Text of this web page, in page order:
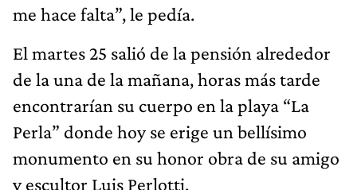
me hace falta”, le pedía.
El martes 25 salió de la pensión alrededor
de la una de la mañana, horas más tarde
encontrarían su cuerpo en la playa “La
Perla” donde hoy se erige un bellísimo
monumento en su honor obra de su amigo
y escultor Luis Perlotti.